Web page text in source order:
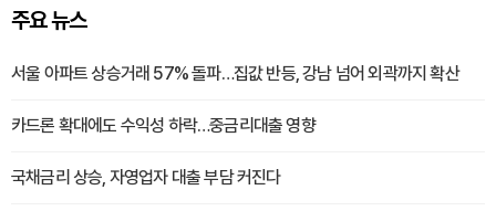
주요 뉴스
서울 아파트 상승거래 57% 돌파…집값 반등, 강남 넘어 외곽까지 확산
카드론 확대에도 수익성 하락…중금리대출 영향
국채금리 상승, 자영업자 대출 부담 커진다